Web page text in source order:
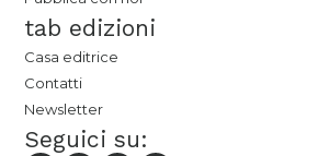
tab edizioni
Casa editrice
Contatti
Newsletter
Seguici su: